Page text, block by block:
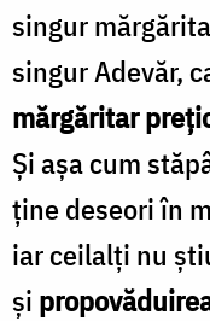
singur
singur Adevăr,
mărgăritar
Și așa cum
ține deseori în
iar ceilalți nu
și